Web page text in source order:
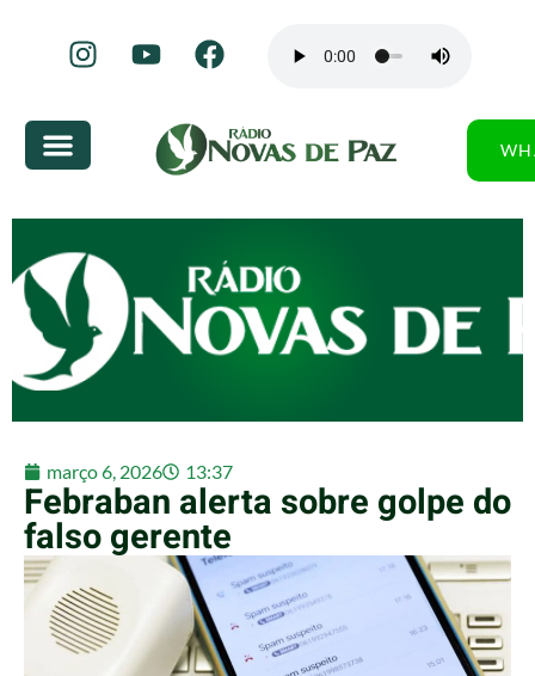
março 6, 2026 13:37
Febraban alerta sobre golpe do
falso gerente